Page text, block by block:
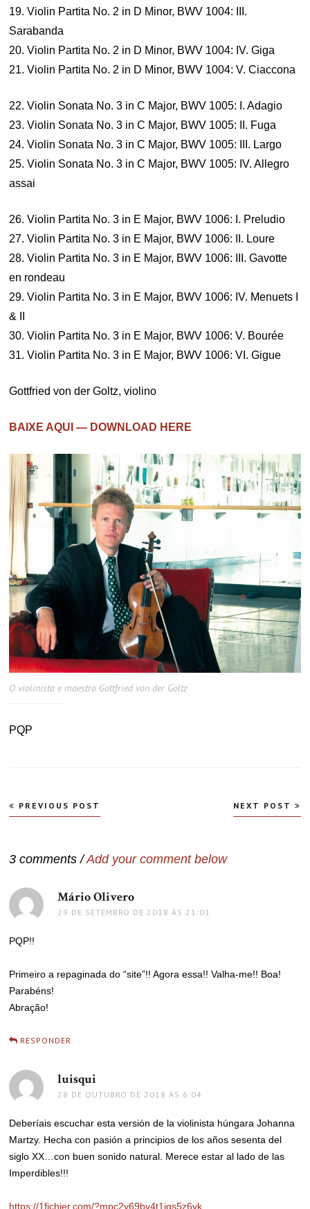
19. Violin Partita No. 2 in D Minor, BWV 1004: III.
Sarabanda
20. Violin Partita No. 2 in D Minor, BWV 1004: IV. Giga
21. Violin Partita No. 2 in D Minor, BWV 1004: V. Ciaccona
22. Violin Sonata No. 3 in C Major, BWV 1005: I. Adagio
23. Violin Sonata No. 3 in C Major, BWV 1005: II. Fuga
24. Violin Sonata No. 3 in C Major, BWV 1005: III. Largo
25. Violin Sonata No. 3 in C Major, BWV 1005: IV. Allegro
assai
26. Violin Partita No. 3 in E Major, BWV 1006: I. Preludio
27. Violin Partita No. 3 in E Major, BWV 1006: II. Loure
28. Violin Partita No. 3 in E Major, BWV 1006: III. Gavotte
en rondeau
29. Violin Partita No. 3 in E Major, BWV 1006: IV. Menuets I
& II
30. Violin Partita No. 3 in E Major, BWV 1006: V. Bourée
31. Violin Partita No. 3 in E Major, BWV 1006: VI. Gigue
Gottfried von der Goltz, violino
BAIXE AQUI — DOWNLOAD HERE
O violinista e maestro Gottfried von der Goltz
PQP
Navegação
de
PREVIOUS POST NEXT POST
3 comments /Add your comment below
Mário Olivero
29 DE SETEMBRO DE 2018 ÀS 21:01
PQP!!
Primeiro a repaginada do “site”!! Agora essa!! Valha-me!! Boa!
Parabéns!
Abração!
RESPONDER
luisqui
28 DE OUTUBRO DE 2018 ÀS 6:04
Deberíais escuchar esta versión de la violinista húngara Johanna
Martzy. Hecha con pasión a principios de los años sesenta del
siglo XX…con buen sonido natural. Merece estar al lado de las
Imperdibles!!!
https://1fichier.com/?mpc2y69bv4t1jgs5z6yk